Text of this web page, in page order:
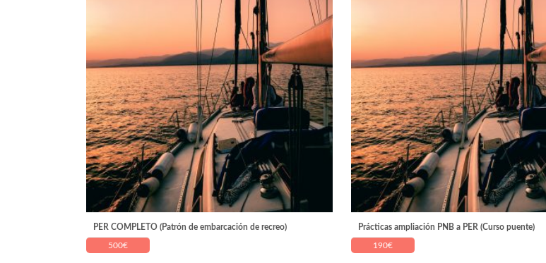
PER COMPLETO (Patrón de embarcación de recreo)
500€
Prácticas ampliación PNB a PER (Curso puente)
190€